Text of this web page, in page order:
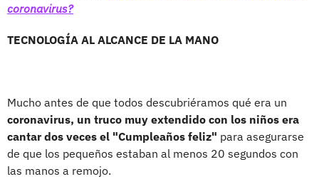
coronavirus?
TECNOLOGÍA AL ALCANCE DE LA MANO
Mucho antes de que todos descubriéramos qué era un
coronavirus, un truco muy extendido con los niños era
cantar dos veces el "Cumpleaños feliz" para asegurarse
de que los pequeños estaban al menos 20 segundos con
las manos a remojo.